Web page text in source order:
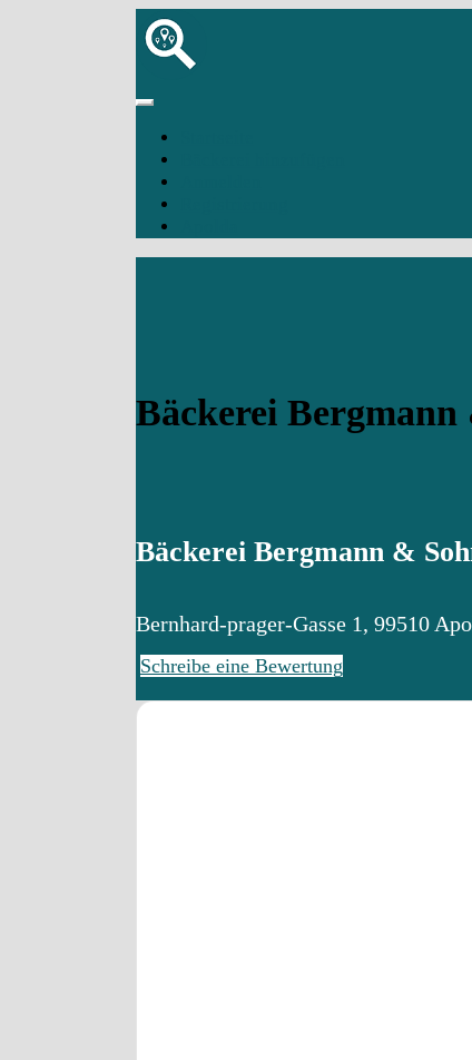
Bäckerei
Bäckerei Bergmann &
Bernhard-prager-Gasse 1, 99510
Schreibe eine Bewertung